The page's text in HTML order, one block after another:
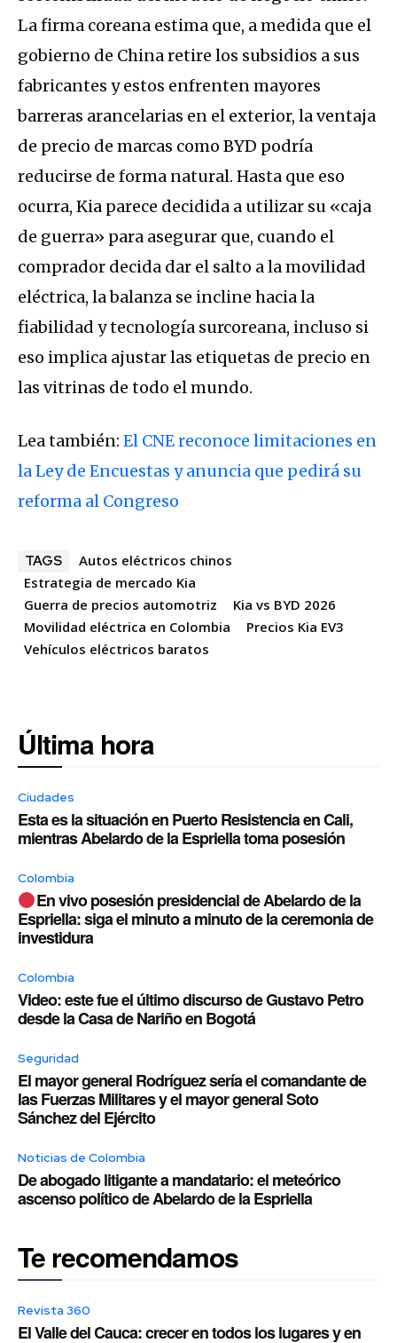
La firma coreana estima que, a medida que el
gobierno de China retire los subsidios a sus
fabricantes y estos enfrenten mayores
barreras arancelarias en el exterior, la ventaja
de precio de marcas como BYD podría
reducirse de forma natural. Hasta que eso
ocurra, Kia parece decidida a utilizar su «caja
de guerra» para asegurar que, cuando el
comprador decida dar el salto a la movilidad
eléctrica, la balanza se incline hacia la
fiabilidad y tecnología surcoreana, incluso si
eso implica ajustar las etiquetas de precio en
las vitrinas de todo el mundo.
Lea también: El CNE reconoce limitaciones en
la Ley de Encuestas y anuncia que pedirá su
reforma al Congreso
TAGS
Autos eléctricos chinos
Estrategia de mercado Kia
Guerra de precios automotriz
Kia vs BYD 2026
Movilidad eléctrica en Colombia
Precios Kia EV3
Vehículos eléctricos baratos
Última hora
Ciudades
Esta es la situación en Puerto Resistencia en Cali,
mientras Abelardo de la Espriella toma posesión
Colombia
En vivo posesión presidencial de Abelardo de la
Espriella: siga el minuto a minuto de la ceremonia de
investidura
Colombia
Video: este fue el último discurso de Gustavo Petro
desde la Casa de Nariño en Bogotá
Seguridad
El mayor general Rodríguez sería el comandante de
las Fuerzas Militares y el mayor general Soto
Sánchez del Ejército
Noticias de Colombia
De abogado litigante a mandatario: el meteórico
ascenso político de Abelardo de la Espriella
Te recomendamos
Revista 360
El Valle del Cauca: crecer en todos los lugares y en